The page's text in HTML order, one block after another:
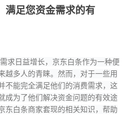
满足您资金需求的有
求日益增长，京东白条作为一种便
越多人的青睐。然而，对于一些用
不能完全满足他们的消费需求，这
成为了他们解决资金问题的有效途
东白条商家套现的相关知识，帮助